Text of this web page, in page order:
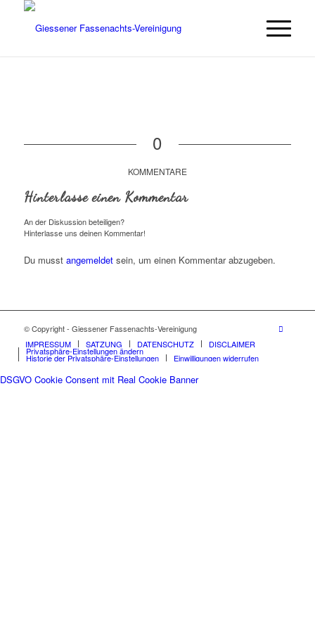
0
KOMMENTARE
Hinterlasse einen Kommentar
An der Diskussion beteiligen?
Hinterlasse uns deinen Kommentar!
Du musst angemeldetsein, um einen Kommentar abzugeben.
© Copyright - Giessener Fassenachts-Vereinigung
IMPRESSUM
SATZUNG DATENSCHUTZ DISCLAIMER
Privatsphäre-Einstellungen ändern
Historie der Privatsphäre-Einstellungen Einwilligungen widerrufen
DSGVO Cookie Consent mit Real Cookie Banner